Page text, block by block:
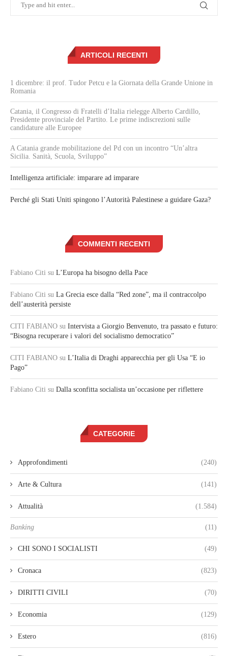
ARTICOLI RECENTI
1 dicembre: il prof. Tudor Petcu e la Giornata della Grande Unione in
Romania
Catania, il Congresso di Fratelli d’Italia rielegge Alberto Cardillo,
Presidente provinciale del Partito. Le prime indiscrezioni sulle
candidature alle Europee
A Catania grande mobilitazione del Pd con un incontro “Un’altra
Sicilia. Sanità, Scuola, Sviluppo”
Intelligenza artificiale: imparare ad imparare
Perché gli Stati Uniti spingono l’Autorità Palestinese a guidare Gaza?
COMMENTI RECENTI
Fabiano Citi su L’Europa ha bisogno della Pace
Fabiano Citi su La Grecia esce dalla “Red zone”, ma il contraccolpo
dell’austerità persiste
CITI FABIANO su Intervista a Giorgio Benvenuto, tra passato e futuro:
“Bisogna recuperare i valori del socialismo democratico”
CITI FABIANO su L’Italia di Draghi apparecchia per gli Usa “E io
Pago”
Fabiano Citi su Dalla sconfitta socialista un’occasione per riflettere
CATEGORIE
Approfondimenti (240)
Arte & Cultura (141)
Attualità (1.584)
Banking (11)
CHI SONO I SOCIALISTI (49)
Cronaca (823)
DIRITTI CIVILI (70)
Economia (129)
Estero (816)